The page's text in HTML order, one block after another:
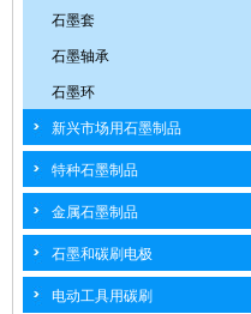
石墨套
石墨轴承
石墨环
新兴市场用石墨制品
特种石墨制品
金属石墨制品
石墨和碳刷电极
电动工具用碳刷